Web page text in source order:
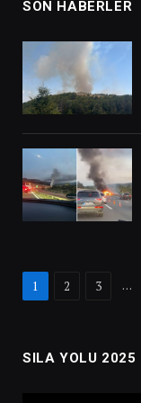
SON HABERLER
1 2 3 …
SILA YOLU 2025